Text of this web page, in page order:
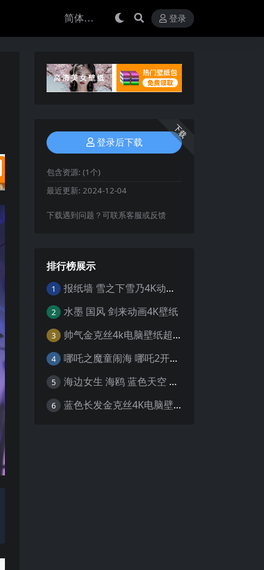
登录
下载
登录后下载
包含资源: (1个)
最近更新: 2024-12-04
下载遇到问题？可联系客服或反馈
排行榜展示
1 报纸墙 雪之下雪乃4K动漫壁纸
2 水墨 国风 剑来动画4K壁纸
3 帅气金克丝4k电脑壁纸超清
4 哪吒之魔童闹海 哪吒2开场4K壁纸
5 海边女生 海鸥 蓝色天空 4K壁纸
6 蓝色长发金克丝4K电脑壁纸